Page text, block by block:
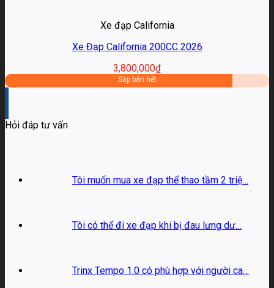
Xe đạp California
Xe Đạp California 200CC 2026
3,800,000₫
Sắp bán hết
Hỏi đáp tư vấn
Tôi muốn mua xe đạp thể thao tầm 2 triệ…
Tôi có thể đi xe đạp khi bị đau lưng dư…
Trinx Tempo 1.0 có phù hợp với người ca…